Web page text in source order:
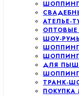
АТЕЛЬЕ-
ОПТОВЫЕ
ШОУ-
ДЛЯ
ТРАНК-
ПОКУПКА